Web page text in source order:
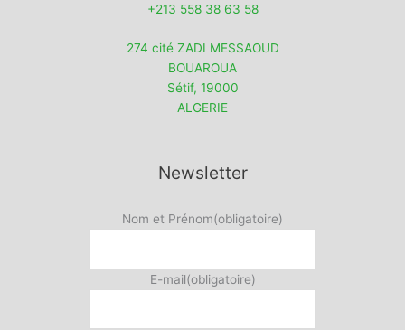
+213 558 38 63 58
274 cité ZADI MESSAOUD
BOUAROUA
Sétif, 19000
ALGERIE
Newsletter
Nom et Prénom(obligatoire)
E-mail(obligatoire)